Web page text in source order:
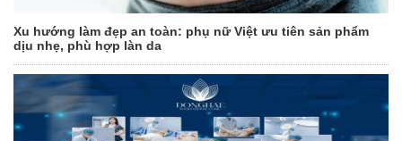
Xu hướng làm đẹp an toàn: phụ nữ Việt ưu tiên sản phẩm
dịu nhẹ, phù hợp làn da